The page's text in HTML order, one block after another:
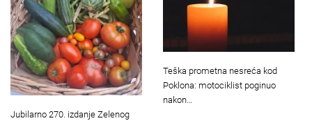
Jubilarno 270. izdanje Zelenog
Teška prometna nesreća kod
Poklona: motociklist poginuo
nakon…